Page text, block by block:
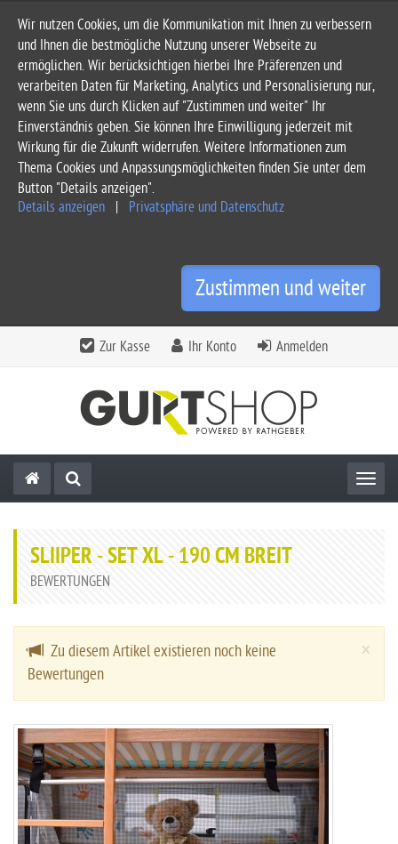
Wir nutzen Cookies, um die Kommunikation mit Ihnen zu verbessern
und Ihnen die bestmögliche Nutzung unserer Webseite zu
ermöglichen. Wir berücksichtigen hierbei Ihre Präferenzen und
verarbeiten Daten für Marketing, Analytics und Personalisierung nur,
wenn Sie uns durch Klicken auf "Zustimmen und weiter" Ihr
Einverständnis geben. Sie können Ihre Einwilligung jederzeit mit
Wirkung für die Zukunft widerrufen. Weitere Informationen zum
Thema Cookies und Anpassungsmöglichkeiten finden Sie unter dem
Button "Details anzeigen".
Details anzeigen
Privatsphäre und Datenschutz
Zustimmen und weiter
Zur Kasse Ihr Konto Anmelden
SLIIPER - SET XL - 190 CM BREIT
BEWERTUNGEN
×
Zu diesem Artikel existieren noch keine
Bewertungen